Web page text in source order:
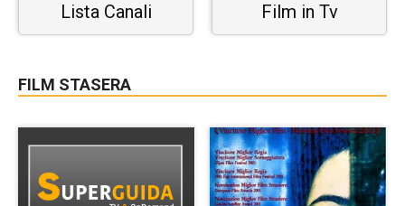
Lista Canali Film in Tv
FILM STASERA